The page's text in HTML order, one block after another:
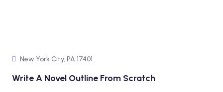
New York City, PA 17401
Write A Novel Outline From Scratch